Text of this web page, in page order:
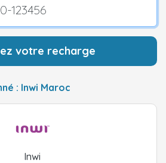
votre recharge
: Inwi Maroc
Inwi